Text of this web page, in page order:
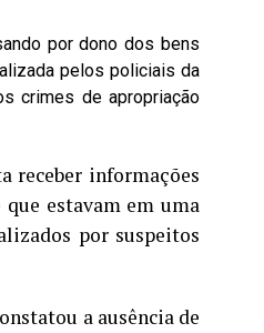
por dono dos bens
pelos policiais da
crimes de apropriação
receber informações
estavam em uma
por suspeitos
a ausência de